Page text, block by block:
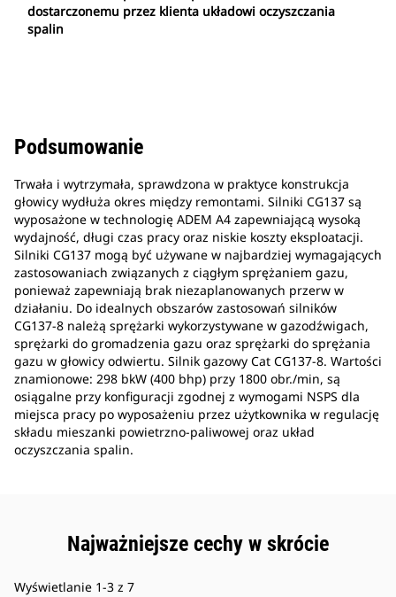
dostarczonemu przez klienta układowi oczyszczania
spalin
Podsumowanie
Trwała i wytrzymała, sprawdzona w praktyce konstrukcja
głowicy wydłuża okres między remontami. Silniki CG137 są
wyposażone w technologię ADEM A4 zapewniającą wysoką
wydajność, długi czas pracy oraz niskie koszty eksploatacji.
Silniki CG137 mogą być używane w najbardziej wymagających
zastosowaniach związanych z ciągłym sprężaniem gazu,
ponieważ zapewniają brak niezaplanowanych przerw w
działaniu. Do idealnych obszarów zastosowań silników
CG137-8 należą sprężarki wykorzystywane w gazodźwigach,
sprężarki do gromadzenia gazu oraz sprężarki do sprężania
gazu w głowicy odwiertu. Silnik gazowy Cat CG137-8. Wartości
znamionowe: 298 bkW (400 bhp) przy 1800 obr./min, są
osiągalne przy konfiguracji zgodnej z wymogami NSPS dla
miejsca pracy po wyposażeniu przez użytkownika w regulację
składu mieszanki powietrzno-paliwowej oraz układ
oczyszczania spalin.
Najważniejsze cechy w skrócie
Wyświetlanie 1-3 z 7